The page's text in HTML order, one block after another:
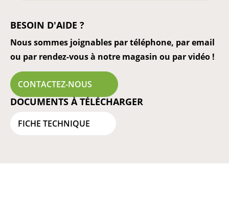
BESOIN D'AIDE ?
Nous sommes joignables par téléphone, par email
ou par rendez-vous à notre magasin ou par vidéo !
CONTACTEZ-NOUS
DOCUMENTS À TÉLÉCHARGER
FICHE TECHNIQUE